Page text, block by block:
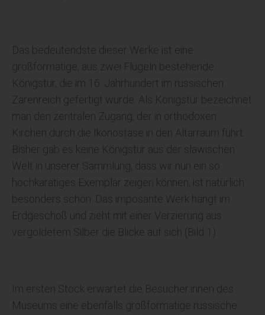
Das bedeutendste dieser Werke ist eine
großformatige, aus zwei Flügeln bestehende
Königstür, die im 16. Jahrhundert im russischen
Zarenreich gefertigt wurde. Als Königstür bezeichnet
man den zentralen Zugang, der in orthodoxen
Kirchen durch die Ikonostase in den Altarraum führt.
Bisher gab es keine Königstür aus der slawischen
Welt in unserer Sammlung, dass wir nun ein so
hochkarätiges Exemplar zeigen können, ist natürlich
besonders schön. Das imposante Werk hängt im
Erdgeschoß und zieht mit einer Verzierung aus
vergoldetem Silber die Blicke auf sich (Bild 1).
Im ersten Stock erwartet die Besucher:innen des
Museums eine ebenfalls großformatige russische